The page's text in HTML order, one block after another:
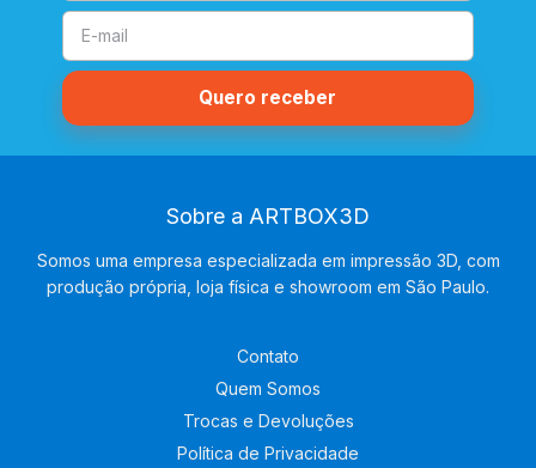
Sobre a ARTBOX3D
Somos uma empresa especializada em impressão 3D, com
produção própria, loja física e showroom em São Paulo.
Contato
Quem Somos
Trocas e Devoluções
Política de Privacidade